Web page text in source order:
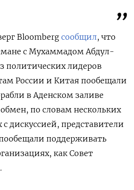
Bloomberg сообщил, что
с Мухаммадом Абдул-
политических лидеров
России и Китая пообещали
в Аденском заливе
по словам нескольких
дискуссией, представители
поддерживать
как Совет